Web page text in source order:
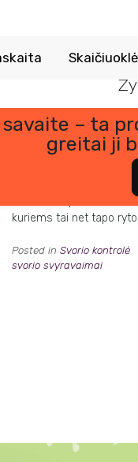
Skaičiuoklė
– ta
greitai ji
11 priežasčių, dėl
8 vasario, 2023
Šį savo blog įrašą
kuriems tai net tapo
Posted inSvorio kontrolė
svorio svyravaimai